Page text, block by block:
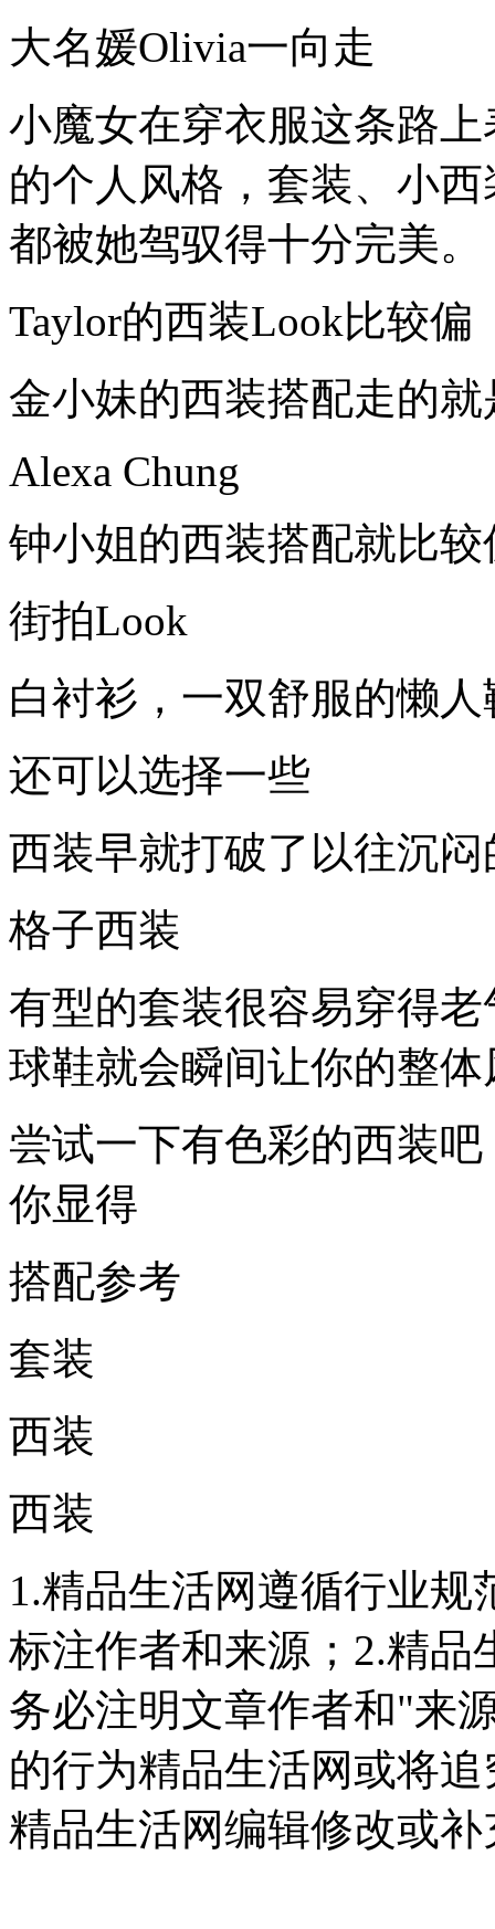
大名媛Olivia一向走
小魔女在穿衣服这条路
的个人风格，套装、小
都被她驾驭得十分完美。
Taylor的西装Look比较偏
金小妹的西装搭配走的就
Alexa Chung
钟小姐的西装搭配就比较
街拍Look
白衬衫，一双舒服的懒
还可以选择一些
西装早就打破了以往沉闷
格子西装
有型的套装很容易穿得
球鞋就会瞬间让你的整体
尝试一下有色彩的西装
你显得
搭配参考
套装
西装
西装
1.精品生活网遵循行业
标注作者和来源；2.精品
务必注明文章作者和"来
的行为精品生活网或将
精品生活网编辑修改或补